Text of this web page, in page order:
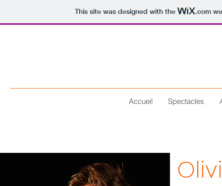
This site was designed with the .com
Accueil Spectacles